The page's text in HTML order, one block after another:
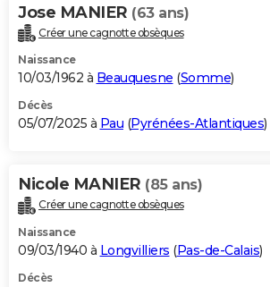
Jose MANIER (63 ans)
Créer une cagnotte obsèques
Naissance
10/03/1962 à Beauquesne (Somme)
Décès
05/07/2025 à Pau (Pyrénées-Atlantiques)
Nicole MANIER (85 ans)
Créer une cagnotte obsèques
Naissance
09/03/1940 à Longvilliers (Pas-de-Calais)
Décès